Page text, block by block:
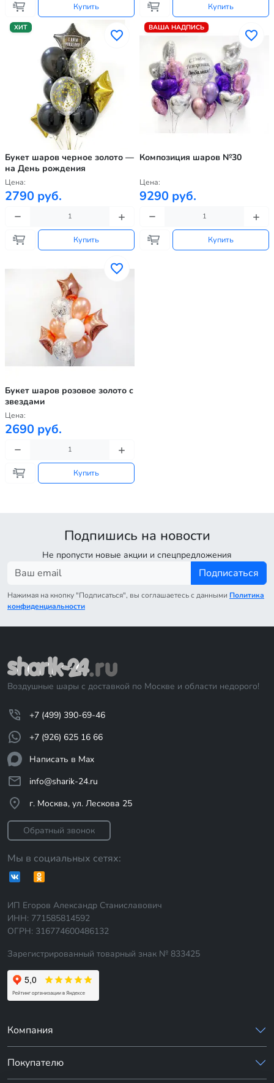
Купить Купить
ХИТ
Букет шаров черное золото —
на День рождения
Цена:
2790 руб.
Купить
ВАША НАДПИСЬ
Композиция шаров №30
Цена:
9290 руб.
Купить
Букет шаров розовое золото с
звездами
Цена:
2690 руб.
Купить
Подпишись на новости
Не пропусти новые акции и спецпредложения
Подписаться
Нажимая на кнопку "Подписаться", вы соглашаетесь с данными Политика
конфиденциальности
Воздушные шары с доставкой по Москве и области недорого!
+7 (499) 390-69-46
+7 (926) 625 16 66
Написать в Max
info@sharik-24.ru
г. Москва, ул. Лескова 25
Обратный звонок
Мы в социальных сетях:
ИП Егоров Александр Станиславович
ИНН: 771585814592
ОГРН: 316774600486132
Зарегистрированный товарный знак № 833425
Компания
Покупателю